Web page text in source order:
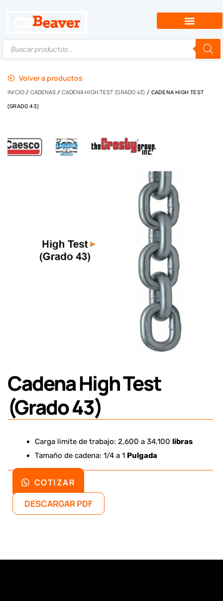
Volver a productos
INICIO / CADENAS / CADENA HIGH TEST (GRADO 43) / CADENA HIGH TEST
(GRADO 43)
Cadena High Test
(Grado 43)
Carga limite de trabajo: 2,600 a 34,100 libras
Tamaño de cadena: 1/4 a 1 Pulgada
COTIZAR
DESCARGAR PDF